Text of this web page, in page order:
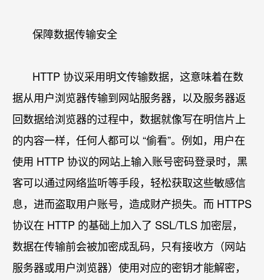
保障数据传输安全​
HTTP 协议采用明文传输数据，这意味着在数
据从用户浏览器传输到网站服务器，以及服务器返
回数据给浏览器的过程中，数据就像写在明信片上
的内容一样，任何人都可以 “偷看”。例如，用户在
使用 HTTP 协议的网站上输入账号密码登录时，黑
客可以通过网络监听等手段，轻松获取这些敏感信
息，进而盗取用户账号，造成财产损失。而 HTTPS
协议在 HTTP 的基础上加入了 SSL/TLS 加密层，
数据在传输前会被加密成乱码，只有接收方（网站
服务器或用户浏览器）使用对应的密钥才能解密，